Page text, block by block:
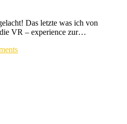
Das letzte was ich von
VR – experience zur…